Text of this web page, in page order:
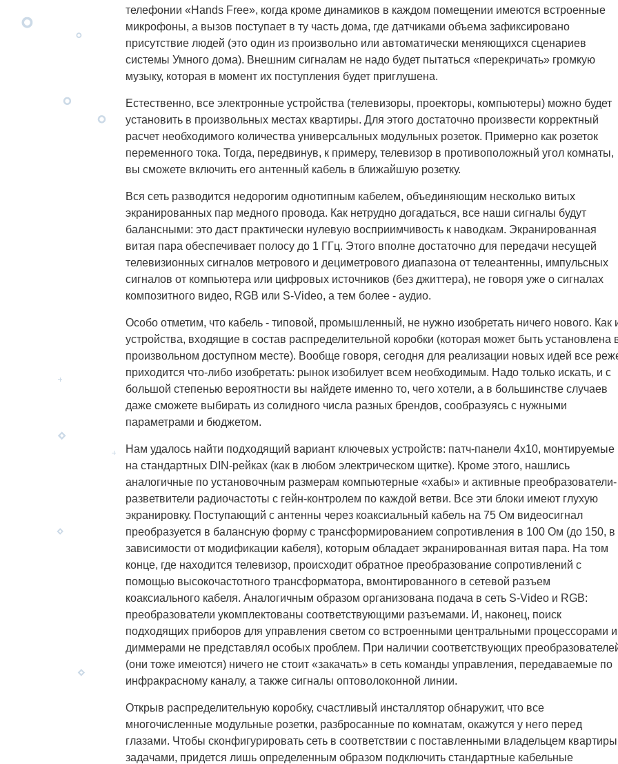
телефонии «Hands Free», когда кроме динамиков в каждом помещении имеются встроенные
микрофоны, а вызов поступает в ту часть дома, где датчиками объема зафиксировано
присутствие людей (это один из произвольно или автоматически меняющихся сценариев
системы Умного дома). Внешним сигналам не надо будет пытаться «перекричать» громкую
музыку, которая в момент их поступления будет приглушена.
Естественно, все электронные устройства (телевизоры, проекторы, компьютеры) можно будет
установить в произвольных местах квартиры. Для этого достаточно произвести корректный
расчет необходимого количества универсальных модульных розеток. Примерно как розеток
переменного тока. Тогда, передвинув, к примеру, телевизор в противоположный угол комнаты,
вы сможете включить его антенный кабель в ближайшую розетку.
Вся сеть разводится недорогим однотипным кабелем, объединяющим несколько витых
экранированных пар медного провода. Как нетрудно догадаться, все наши сигналы будут
балансными: это даст практически нулевую восприимчивость к наводкам. Экранированная
витая пара обеспечивает полосу до 1 ГГц. Этого вполне достаточно для передачи несущей
телевизионных сигналов метрового и дециметрового диапазона от телеантенны, импульсных
сигналов от компьютера или цифровых источников (без джиттера), не говоря уже о сигналах
композитного видео, RGB или S-Video, а тем более - аудио.
Особо отметим, что кабель - типовой, промышленный, не нужно изобретать ничего нового. Как
устройства, входящие в состав распределительной коробки (которая может быть установлена
произвольном доступном месте). Вообще говоря, сегодня для реализации новых идей все
приходится что-либо изобретать: рынок изобилует всем необходимым. Надо только искать, и с
большой степенью вероятности вы найдете именно то, чего хотели, а в большинстве случаев
даже сможете выбирать из солидного числа разных брендов, сообразуясь с нужными
параметрами и бюджетом.
Нам удалось найти подходящий вариант ключевых устройств: патч-панели 4х10, монтируемые
на стандартных DIN-рейках (как в любом электрическом щитке). Кроме этого, нашлись
аналогичные по установочным размерам компьютерные «хабы» и активные преобразователи-
разветвители радиочастоты с гейн-контролем по каждой ветви. Все эти блоки имеют глухую
экранировку. Поступающий с антенны через коаксиальный кабель на 75 Ом видеосигнал
преобразуется в балансную форму с трансформированием сопротивления в 100 Ом (до 150, в
зависимости от модификации кабеля), которым обладает экранированная витая пара. На том
конце, где находится телевизор, происходит обратное преобразование сопротивлений с
помощью высокочастотного трансформатора, вмонтированного в сетевой разъем
коаксиального кабеля. Аналогичным образом организована подача в сеть S-Video и RGB:
преобразователи укомплектованы соответствующими разъемами. И, наконец, поиск
подходящих приборов для управления светом со встроенными центральными процессорами и
диммерами не представлял особых проблем. При наличии соответствующих
(они тоже имеются) ничего не стоит «закачать» в сеть команды управления, передаваемые по
инфракрасному каналу, а также сигналы оптоволоконной линии.
Открыв распределительную коробку, счастливый инсталлятор обнаружит, что все
многочисленные модульные розетки, разбросанные по комнатам, окажутся у него перед
глазами. Чтобы сконфигурировать сеть в соответствии с поставленными владельцем квартиры
задачами, придется лишь определенным образом подключить стандартные кабельные